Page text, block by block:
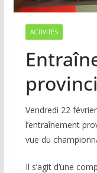
ACTIVITÉS
Vendredi 22
l’entraînement
vue du
Il s’agit d’une